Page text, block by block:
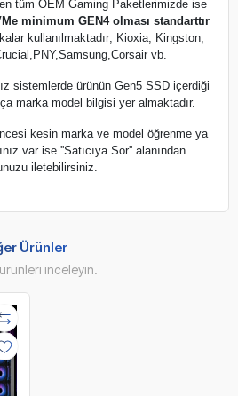
tüm OEM Gaming Paketlerimizde ise
minimum GEN4 olması standarttır
kullanılmaktadır; Kioxia, Kingston,
vb.
sistemlerde ürünün Gen5 SSD içerdiği
marka model bilgisi yer almaktadır.
kesin marka ve model öğrenme ya
var ise ''Satıcıya Sor'' alanından
iletebilirsiniz.
Ürünler
inceleyin.